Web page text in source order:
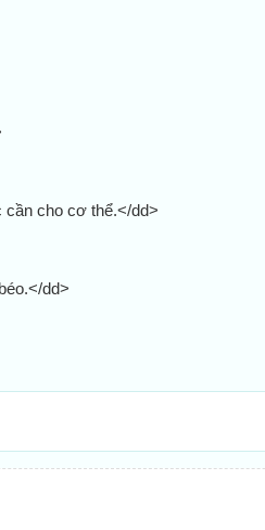
cho cơ thể.</dd>
dd>